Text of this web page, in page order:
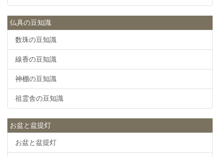
仏具の豆知識
数珠の豆知識
線香の豆知識
神棚の豆知識
祖霊舎の豆知識
お盆と盆提灯
お盆と盆提灯